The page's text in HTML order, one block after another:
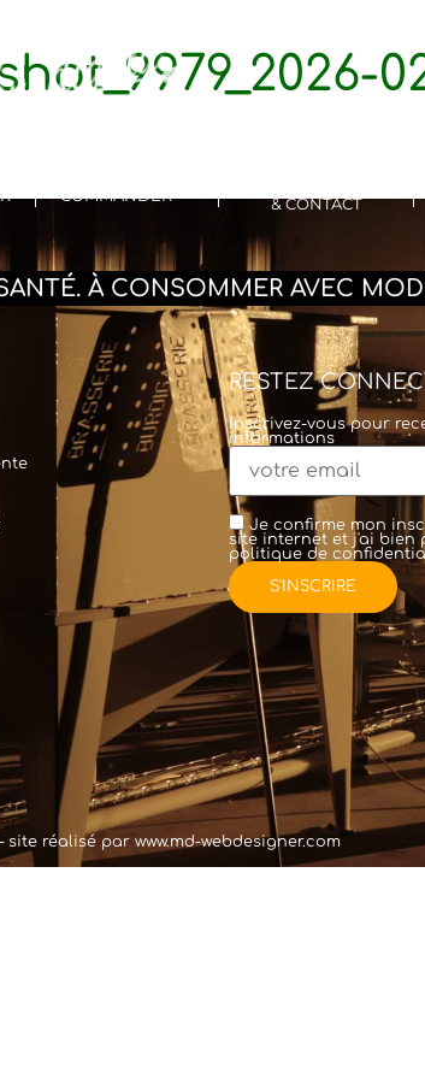
COMMANDER
& CONTACT
À CONSOMMER AVEC
RESTEZ
Inscrivez-vous pour
informations
Je confirme mon
site internet et j'ai bien
politique de
site réalisé par www.md-webdesigner.com création